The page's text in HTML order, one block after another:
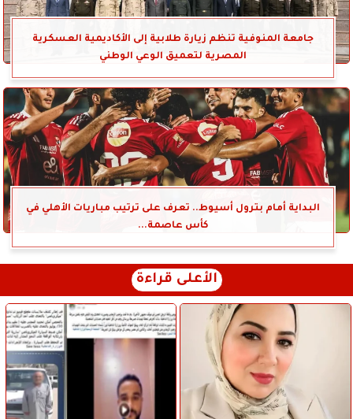
جامعة المنوفية تنظم زيارة طلابية إلى الأكاديمية العسكرية
المصرية لتعميق الوعي الوطني
البداية أمام بترول أسيوط.. تعرف على ترتيب مباريات الأهلي في
كأس عاصمة...
الأعلى قراءة